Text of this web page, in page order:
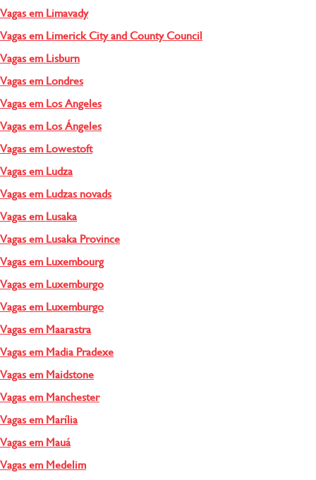
Vagas em Limavady
Vagas em Limerick City and County Council
Vagas em Lisburn
Vagas em Londres
Vagas em Los Angeles
Vagas em Los Ángeles
Vagas em Lowestoft
Vagas em Ludza
Vagas em Ludzas novads
Vagas em Lusaka
Vagas em Lusaka Province
Vagas em Luxembourg
Vagas em Luxemburgo
Vagas em Luxemburgo
Vagas em Maarastra
Vagas em Madia Pradexe
Vagas em Maidstone
Vagas em Manchester
Vagas em Marília
Vagas em Mauá
Vagas em Medelim